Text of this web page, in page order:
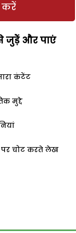
करें
जुड़ेें और पाएं
कंटेंट
मुद्दे
चोट करते लेख